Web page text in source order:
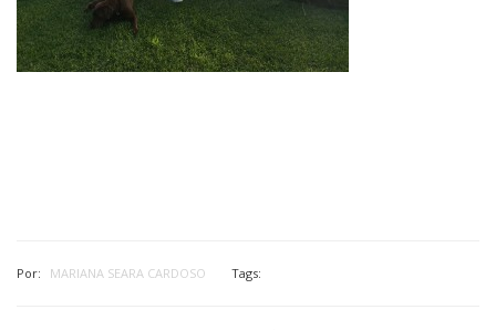
Por: MARIANA SEARA CARDOSO Tags: